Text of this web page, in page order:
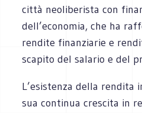
città neoliberista con
dell’economia, che ha
rendite finanziarie e
scapito del salario e del
L’esistenza della rendita
sua continua crescita in